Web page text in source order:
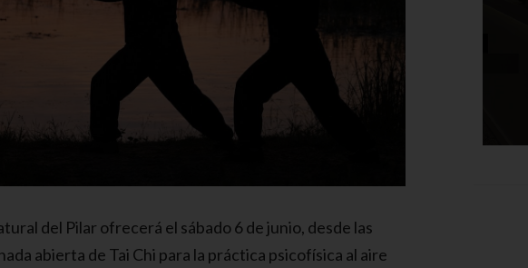
del Pilar ofrecerá el sábado 6 de junio, desde las
abierta de Tai Chi para la práctica psicofísica al aire